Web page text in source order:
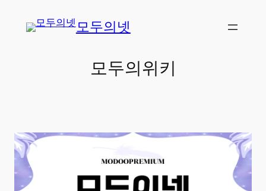
모두의넷
모두의위키